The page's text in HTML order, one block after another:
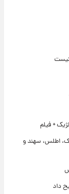
نیست
+ فیلم
اطلس، سهند و
داد